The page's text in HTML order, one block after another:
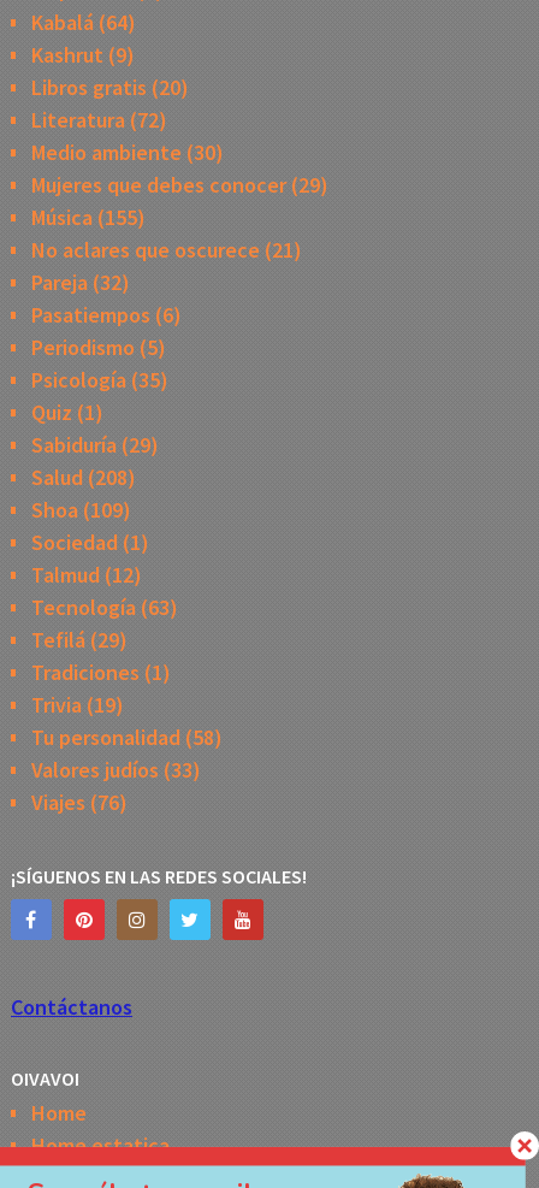
Kabalá(64)
Kashrut (9)
Libros gratis (20)
Literatura(72)
Medio ambiente (30)
Mujeres que debes conocer(29)
Música(155)
No aclares que oscurece (21)
Pareja(32)
Pasatiempos (6)
Periodismo (5)
Psicología(35)
Quiz (1)
Sabiduría(29)
Salud (208)
Shoa(109)
Sociedad(1)
Talmud (12)
Tecnología(63)
Tefilá(29)
Tradiciones (1)
Trivia(19)
Tu personalidad(58)
Valores judíos (33)
Viajes (76)
¡SÍGUENOS EN LAS REDES SOCIALES!
Contáctanos
OIVAVOI
Home
Home estatica
Horóscopo semanal de la Kabbalah